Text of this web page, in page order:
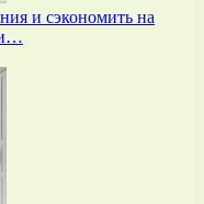
и сэкономить на